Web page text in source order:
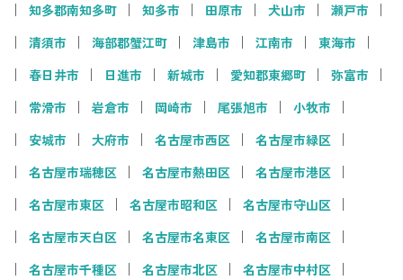
知多郡南知多町
知多市 田原市 犬山市
瀬戸市
清須市
海部郡蟹江町 津島市 江南市
東海市
春日井市
日進市 新城市 愛知郡東郷町
弥富市
常滑市
岩倉市 岡崎市 尾張旭市
小牧市
安城市
大府市 名古屋市西区
名古屋市緑区
名古屋市瑞穂区
名古屋市熱田区
名古屋市港区
名古屋市東区
名古屋市昭和区
名古屋市守山区
名古屋市天白区
名古屋市名東区
名古屋市南区
名古屋市千種区
名古屋市北区
名古屋市中村区